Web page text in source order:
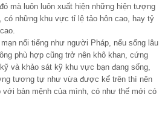
mà luôn luôn xuất hiện những hiện tượng
có những khu vực tỉ lệ tảo hôn cao, hay tỷ
nổi tiếng như người Pháp, nếu sống lâu
phù hợp cũng trở nên khô khan, cứng
và khảo sát kỹ khu vực bạn đang sống,
tương tự như vừa được kể trên thì nên
bản mệnh của mình, có như thế mới có